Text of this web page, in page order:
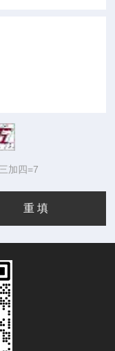
加四=7